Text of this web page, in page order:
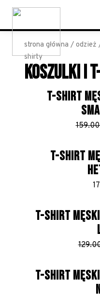
strona główna / odzież
shirty
KOSZULKI I
T-SHIRT
T-SHIRT
T-SHIRT
T-SHIRT